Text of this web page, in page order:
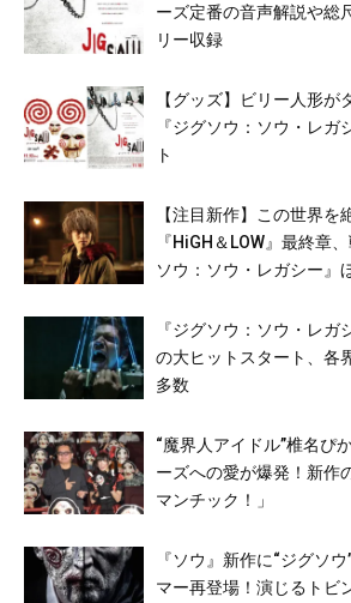
ーズ定番の音声解説や総
リー収録
【グッズ】ビリー人形
『ジグソウ：ソウ・レガ
ト
【注目新作】この世界を
『HiGH＆LOW』最終章
ソウ：ソウ・レガシー』
『ジグソウ：ソウ・レガ
の大ヒットスタート、各
多数
“魔界人アイドル”椎名ぴ
ーズへの愛が爆発！新作
マンチック！」
『ソウ』新作に“ジグソ
マー再登場！演じるトビ